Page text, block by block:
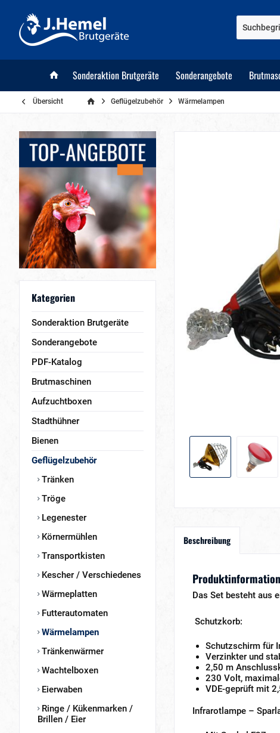
Sonderaktion Brutgeräte Sonderangebote
Übersicht Geflügelzubehör Wärmelampen
Kategorien
Sonderaktion Brutgeräte
Sonderangebote
PDF-Katalog
Brutmaschinen
Aufzuchtboxen
Stadthühner
Bienen
Geflügelzubehör
Tränken
Tröge
Legenester
Körnermühlen
Transportkisten
Kescher / Verschiedenes
Wärmeplatten
Futterautomaten
Wärmelampen
Tränkenwärmer
Wachtelboxen
Eierwaben
Ringe / Kükenmarken /
Brillen / Eier
Beschreibung
Das Set besteht aus
Schutzkorb:
Schutzschirm für
Verzinkter und
2,50 m
230 Volt,
VDE-geprüft mit
Infrarotlampe –